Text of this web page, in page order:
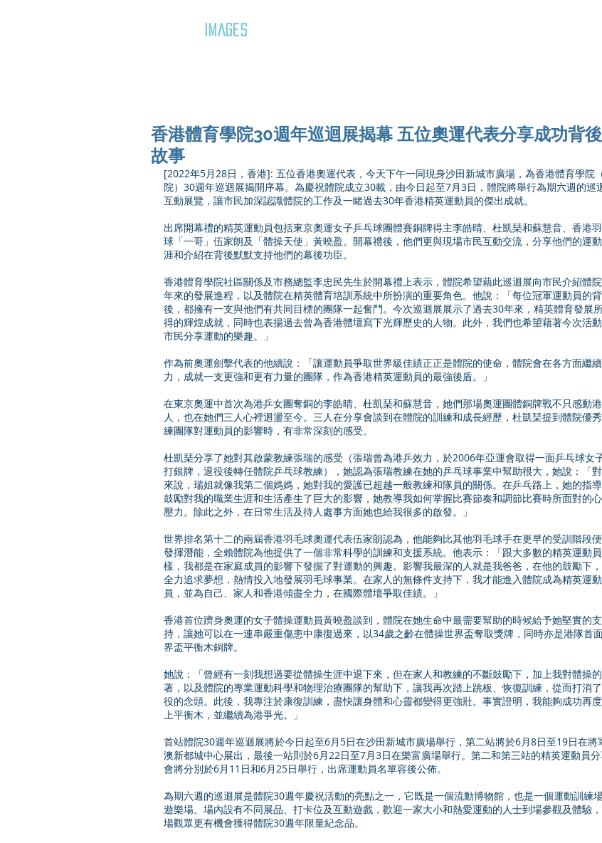
IMAGES
香港體育學院30週年巡迴展揭幕 五位奧運代表分享成功背
故事
[2022年5月28日，香港]: 五位香港奧運代表，今天下午一同現身沙田新城市廣場，為香港體育學院
院）30週年巡迴展揭開序幕。為慶祝體院成立30載，由今日起至7月3日，體院將舉行為期六週的巡
互動展覽，讓市民加深認識體院的工作及一睹過去30年香港精英運動員的傑出成就。
出席開幕禮的精英運動員包括東京奧運女子乒乓球團體賽銅牌得主李皓晴、杜凱琹和蘇慧音、香港
球「一哥」伍家朗及「體操天使」黃曉盈。開幕禮後，他們更與現場市民互動交流，分享他們的運
涯和介紹在背後默默支持他們的幕後功臣。
香港體育學院社區關係及市務總監李忠民先生於開幕禮上表示，體院希望藉此巡迴展向市民介紹體
年來的發展進程，以及體院在精英體育培訓系統中所扮演的重要角色。他說：「每位冠軍運動員的背
後，都擁有一支與他們有共同目標的團隊一起奮鬥。今次巡迴展展示了過去30年來，精英體育發展
得的輝煌成就，同時也表揚過去曾為香港體壇寫下光輝歷史的人物。此外，我們也希望藉著今次活
市民分享運動的樂趣。」
作為前奧運劍擊代表的他續說：「讓運動員爭取世界級佳績正正是體院的使命，體院會在各方面繼
力，成就一支更強和更有力量的團隊，作為香港精英運動員的最強後盾。」
在東京奧運中首次為港乒女團奪銅的李皓晴、杜凱琹和蘇慧音，她們那場奧運團體銅牌戰不只感動港
人，也在她們三人心裡迴盪至今。三人在分享會談到在體院的訓練和成長經歷，杜凱琹提到體院優
練團隊對運動員的影響時，有非常深刻的感受。
杜凱琹分享了她對其啟蒙教練張瑞的感受（張瑞曾為港乒效力，於2006年亞運會取得一面乒乓球女
打銀牌，退役後轉任體院乒乓球教練），她認為張瑞教練在她的乒乓球事業中幫助很大，她說：「
來說，瑞姐就像我第二個媽媽，她對我的愛護已超越一般教練和隊員的關係。在乒乓路上，她的指
鼓勵對我的職業生涯和生活產生了巨大的影響，她教導我如何掌握比賽節奏和調節比賽時所面對的
壓力。除此之外，在日常生活及待人處事方面她也給我很多的啟發。」
世界排名第十二的兩屆香港羽毛球奧運代表伍家朗認為，他能夠比其他羽毛球手在更早的受訓階段
發揮潛能，全賴體院為他提供了一個非常科學的訓練和支援系統。他表示：「跟大多數的精英運動
樣，我都是在家庭成員的影響下發掘了對運動的興趣。影響我最深的人就是我爸爸，在他的鼓勵下
全力追求夢想，熱情投入地發展羽毛球事業。在家人的無條件支持下，我才能進入體院成為精英運動
員，並為自己、家人和香港傾盡全力，在國際體壇爭取佳績。」
香港首位躋身奧運的女子體操運動員黃曉盈談到，體院在她生命中最需要幫助的時候給予她堅實的支
持，讓她可以在一連串嚴重傷患中康復過來，以34歲之齡在體操世界盃奪取獎牌，同時亦是港隊首
界盃平衡木銅牌。
她說：「曾經有一刻我想過要從體操生涯中退下來，但在家人和教練的不斷鼓勵下，加上我對體操
著，以及體院的專業運動科學和物理治療團隊的幫助下，讓我再次踏上跳板、恢復訓練，從而打消
役的念頭。此後，我專注於康復訓練，盡快讓身體和心靈都變得更強壯。事實證明，我能夠成功再
上平衡木，並繼續為港爭光。」
首站體院30週年巡迴展將於今日起至6月5日在沙田新城市廣場舉行，第二站將於6月8日至19日在將
澳新都城中心展出，最後一站則於6月22日至7月3日在樂富廣場舉行。第二和第三站的精英運動員
會將分別於6月11日和6月25日舉行，出席運動員名單容後公佈。
為期六週的巡迴展是體院30週年慶祝活動的亮點之一，它既是一個流動博物館，也是一個運動訓練
遊樂場。場內設有不同展品、打卡位及互動遊戲，歡迎一家大小和熱愛運動的人士到場參觀及體驗
場觀眾更有機會獲得體院30週年限量紀念品。